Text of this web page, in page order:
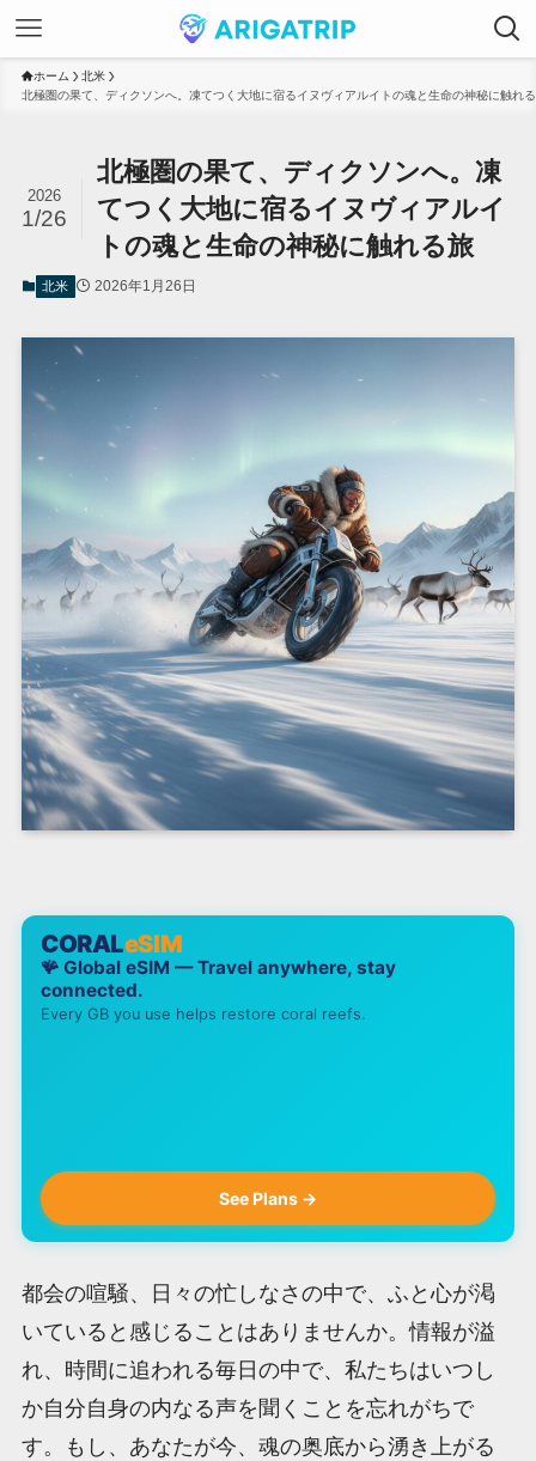
ホーム
北米
北極圏の果て、ディクソンへ。凍てつく大地に宿るイヌヴィアルイトの魂と生命の神秘に触れ
北極圏の果て、ディクソンへ。凍
てつく大地に宿るイヌヴィアルイ
トの魂と生命の神秘に触れる旅
2026
1/26
北米 2026年1月26日
CORALeSIM
🪸 Global eSIM — Travel anywhere, stay
connected.
Every GB you use helps restore coral reefs.
See Plans →
都会の喧騒、日々の忙しなさの中で、ふと心が渇
いていると感じることはありませんか。情報が溢
れ、時間に追われる毎日の中で、私たちはいつし
か自分自身の内なる声を聞くことを忘れがちで
す。もし、あなたが今、魂の奥底から湧き上がる